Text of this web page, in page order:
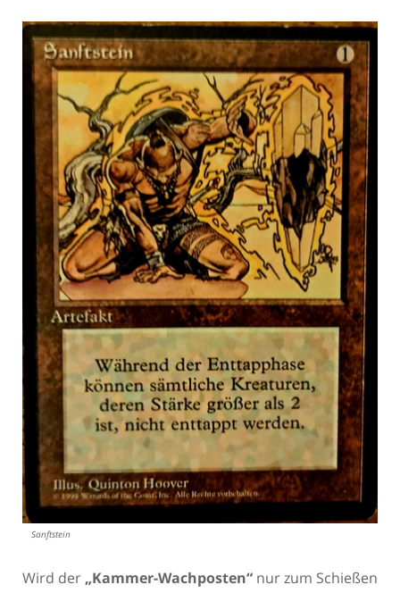
Sanftstein
Wird der „Kammer-Wachposten“ nur zum Schießen